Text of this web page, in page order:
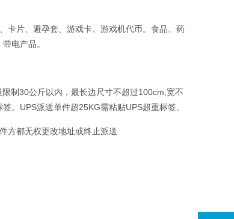
卡片、避孕套、游戏卡、游戏机代币。食品、药
电产品。
制30公斤以内，最长边尺寸不超过100cm,宽不
。UPS派送单件超25KG需粘贴UPS超重标签。
方都无权更改地址或终止派送